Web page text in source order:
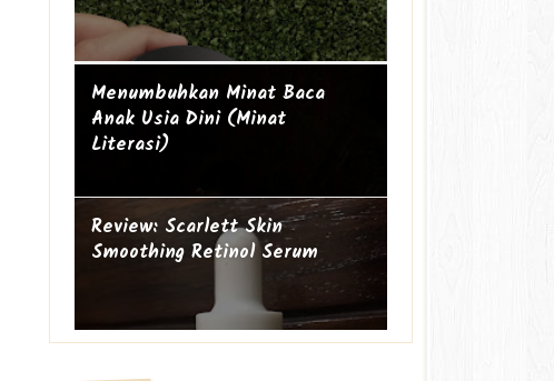
Mengapa perempuan itu sering
geer?
Ibu Introvert
Menumbuhkan Minat Baca
Anak Usia Dini (Minat
Literasi)
Review: Scarlett Skin
Smoothing Retinol Serum